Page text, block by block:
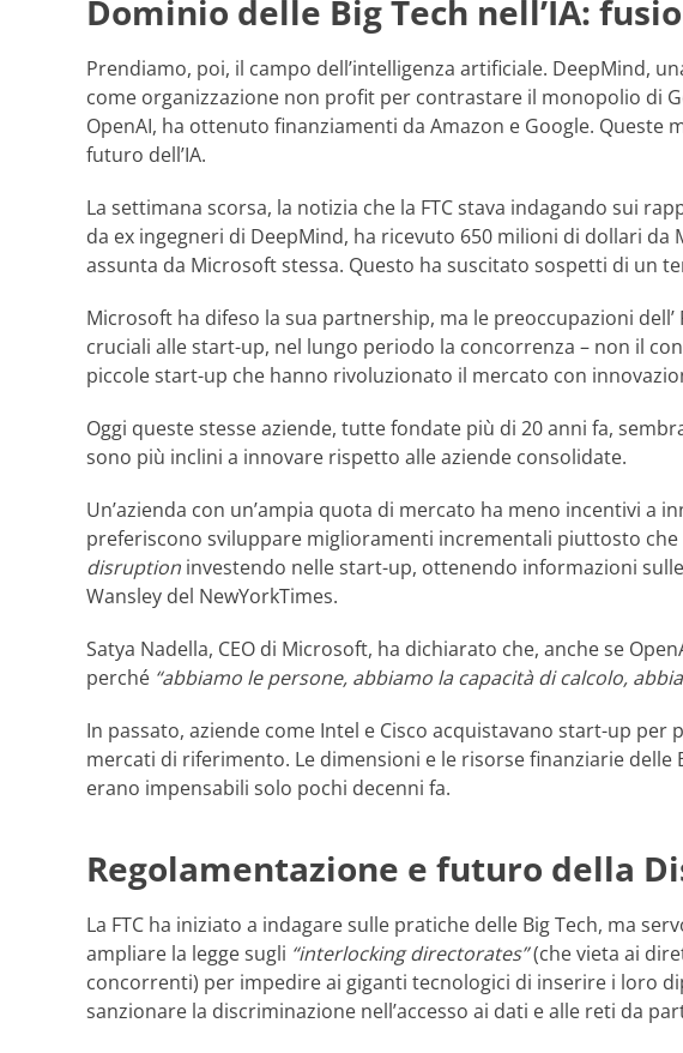
Dominio delle Big Tech nell’IA:
Prendiamo, poi, il campo dell’intelligenza artificiale. DeepMind,
come organizzazione non profit per contrastare il monopolio di
OpenAI, ha ottenuto finanziamenti da Amazon e Google.
futuro dell’IA.
La settimana scorsa, la notizia che la FTC stava indagando sui
da ex ingegneri di DeepMind, ha ricevuto 650 milioni di dollari
assunta da Microsoft stessa. Questo ha suscitato sospetti di un
Microsoft ha difeso la sua partnership, ma le preoccupazioni
cruciali alle start-up, nel lungo periodo la concorrenza – non il
piccole start-up che hanno rivoluzionato il mercato con
Oggi queste stesse aziende, tutte fondate più di 20 anni fa,
sono più inclini a innovare rispetto alle aziende consolidate.
Un’azienda con un’ampia quota di mercato ha meno incentivi
preferiscono sviluppare miglioramenti incrementali piuttosto
disruption investendo nelle start-up, ottenendo informazioni
Wansley del NewYorkTimes.
Satya Nadella, CEO di Microsoft, ha dichiarato che, anche se
perché “abbiamo le persone, abbiamo la capacità di calcolo,
In passato, aziende come Intel e Cisco acquistavano start-up
mercati di riferimento. Le dimensioni e le risorse finanziarie
erano impensabili solo pochi decenni fa.
Regolamentazione e futuro della
La FTC ha iniziato a indagare sulle pratiche delle Big Tech, ma
ampliare la legge sugli “interlocking directorates”(che vieta ai
concorrenti) per impedire ai giganti tecnologici di inserire i loro
sanzionare la discriminazione nell’accesso ai dati e alle reti da